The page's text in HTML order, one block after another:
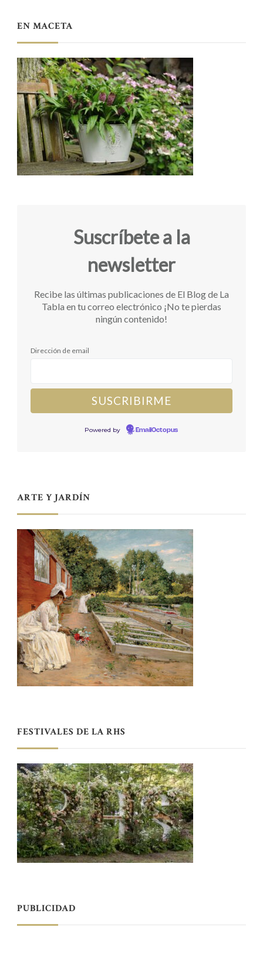
EN MACETA
Suscríbete a la
newsletter
Recibe las últimas publicaciones de El Blog de La
Tabla en tu correo electrónico ¡No te pierdas
ningún contenido!
Dirección de email
Powered by EmailOctopus
ARTE Y JARDÍN
FESTIVALES DE LA RHS
PUBLICIDAD